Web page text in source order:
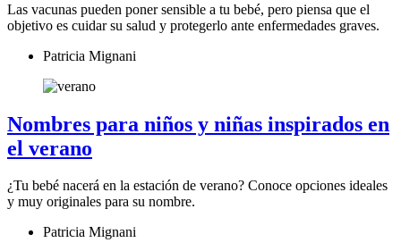
Las vacunas pueden poner sensible a tu bebé, pero piensa que el
objetivo es cuidar su salud y protegerlo ante enfermedades graves.
Patricia Mignani
Nombres para niños y niñas inspirados en
el verano
¿Tu bebé nacerá en la estación de verano? Conoce opciones ideales
y muy originales para su nombre.
Patricia Mignani